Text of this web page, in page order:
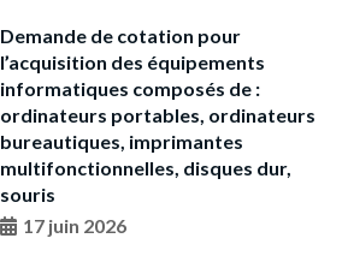
Demande de cotation pour
l’acquisition des équipements
informatiques composés de :
ordinateurs portables, ordinateurs
bureautiques, imprimantes
multifonctionnelles, disques dur,
souris
17 juin 2026